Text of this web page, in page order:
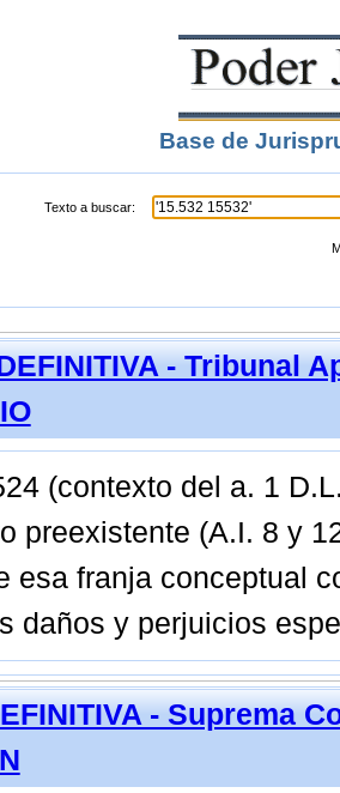
Base de
Texto a buscar:
- Tribunal
(contexto del a. 1
preexistente (A.I. 8 y
esa franja conceptual
daños y perjuicios
- Suprema